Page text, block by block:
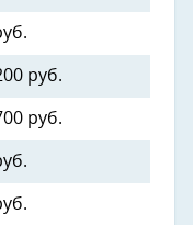
руб.
руб.